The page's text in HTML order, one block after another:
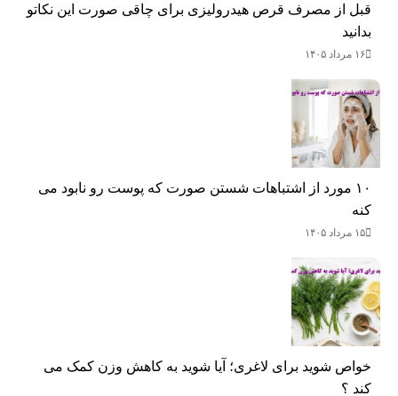
قبل از مصرف قرص هیدرولیزی برای چاقی صورت این نکاتو
بدانید
۱۶ مرداد ۱۴۰۵
۱۰ مورد از اشتباهات شستن صورت که پوست رو نابود می
کنه
۱۵ مرداد ۱۴۰۵
خواص شوید برای لاغری؛ آیا شوید به کاهش وزن کمک می‌
کند ؟